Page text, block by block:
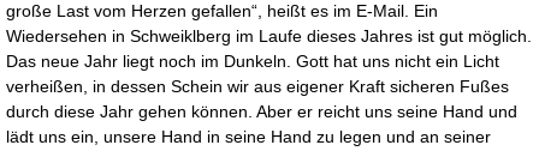
große Last vom Herzen gefallen“, heißt es im E-Mail. Ein
Wiedersehen in Schweiklberg im Laufe dieses Jahres ist gut möglich.
Das neue Jahr liegt noch im Dunkeln. Gott hat uns nicht ein Licht
verheißen, in dessen Schein wir aus eigener Kraft sicheren Fußes
durch diese Jahr gehen können. Aber er reicht uns seine Hand und
lädt uns ein, unsere Hand in seine Hand zu legen und an seiner